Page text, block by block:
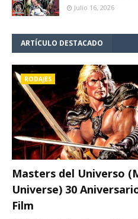
Julio 16, 2026
ARTÍCULO DESTACADO
RODAJES
Masters del Universo
Universe) 30
Film